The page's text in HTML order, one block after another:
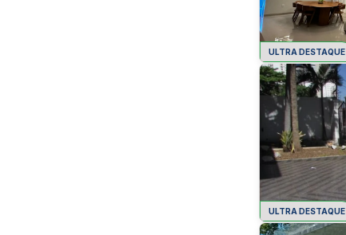
ULTRA DESTAQUE
ULTRA DESTAQUE